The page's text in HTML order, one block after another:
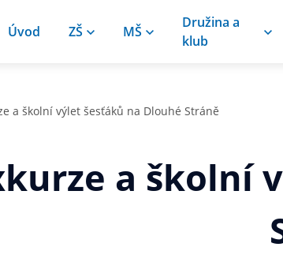
Úvod ZŠ MŠ
Družina a
klub
a školní výlet šesťáků na Dlouhé Stráně
a školní